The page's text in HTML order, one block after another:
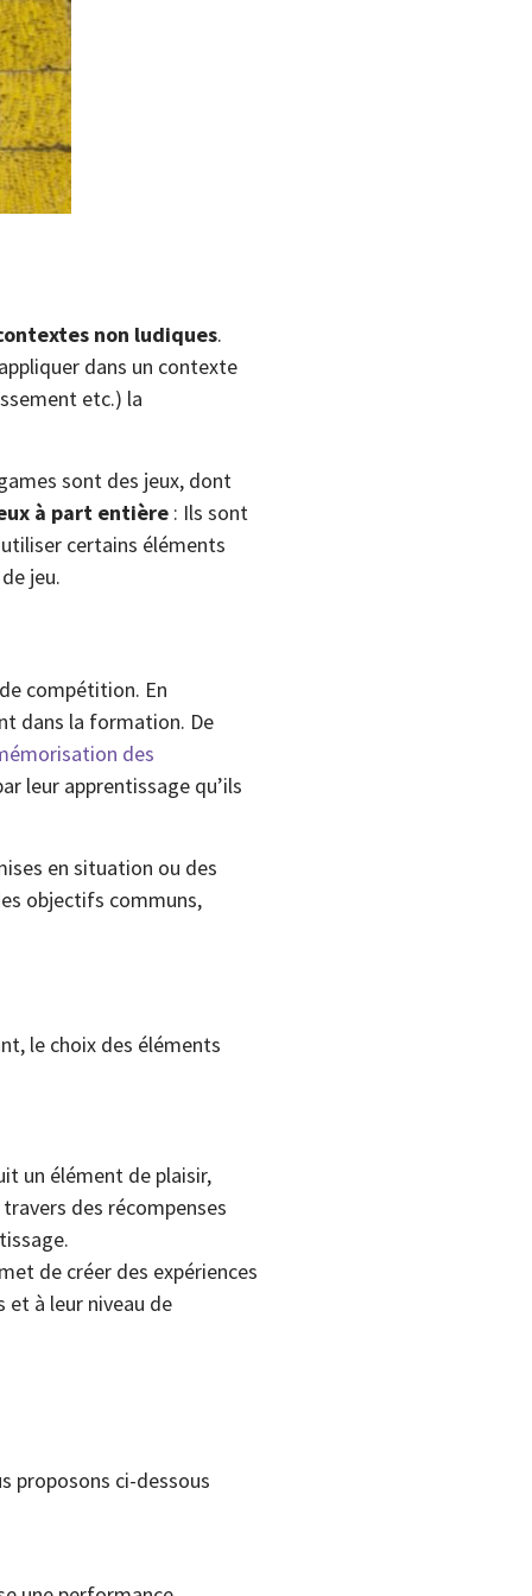
non ludiques.
dans un contexte
etc.) la
sont des jeux, dont
à part entière : Ils sont
certains éléments
jeu.
compétition. En
dans la formation. De
des
leur apprentissage qu’ils
en situation ou des
objectifs communs,
le choix des éléments
un élément de plaisir,
des récompenses
de créer des expériences
et à leur niveau de
proposons ci-dessous